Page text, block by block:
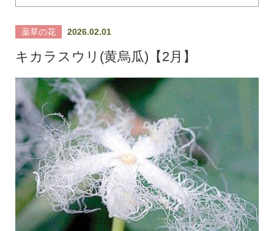
薬草の花 2026.02.01
キカラスウリ(黄烏瓜)【2月】